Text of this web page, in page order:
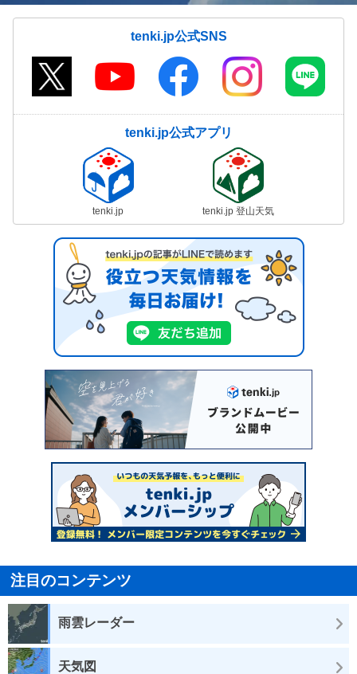
tenki.jp公式SNS
tenki.jp公式アプリ
tenki.jp tenki.jp 登山天気
注目のコンテンツ
雨雲レーダー
天気図